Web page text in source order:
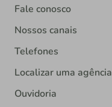
Fale conosco
Nossos canais
Telefones
Localizar uma agência
Ouvidoria